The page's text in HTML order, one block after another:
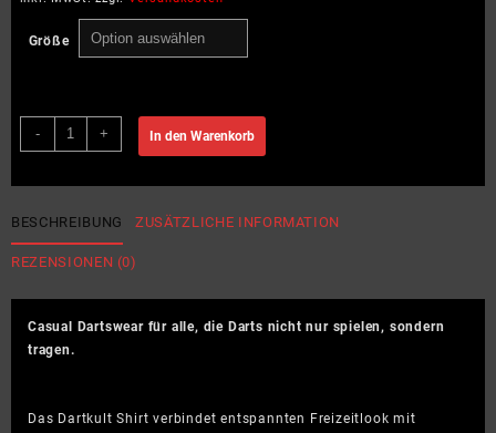
Größe
-
dartkult
–
Natural
–
Shirt
+ In den Warenkorb
BESCHREIBUNG ZUSÄTZLICHE INFORMATION
REZENSIONEN (0)
Casual Dartswear für alle, die Darts nicht nur spielen, sondern
tragen.
Das Dartkult Shirt verbindet entspannten Freizeitlook mit